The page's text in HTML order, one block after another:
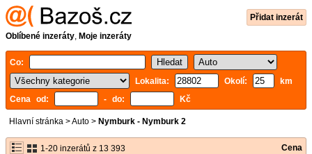
Přidat inzerát
Oblíbené inzeráty, Moje inzeráty
Co:
Lokalita:
Okolí:
km
Cena od:
- do: Kč
Hlavní stránka >Auto > Nymburk - Nymburk 2
1-20 inzerátů z 13 393 Cena